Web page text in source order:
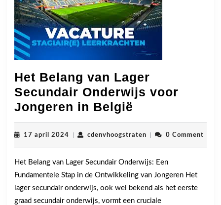
Het Belang van Lager
Secundair Onderwijs voor
Jongeren in België
Belang
van
Lager
Secundair
Onderwijs
voor
17 april 2024 17
cdenvhoogstratencdenvhoogstraten
0 Comment
Het Belang van Lager Secundair Onderwijs: Een
Fundamentele Stap in de Ontwikkeling van Jongeren Het
lager secundair onderwijs, ook wel bekend als het eerste
graad secundair onderwijs, vormt een cruciale